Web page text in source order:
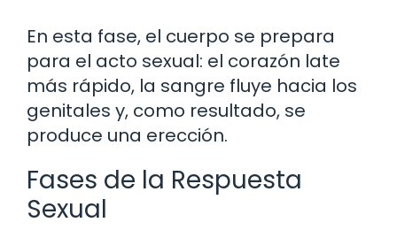
En esta fase, el cuerpo se prepara
para el acto sexual: el corazón late
más rápido, la sangre fluye hacia los
genitales y, como resultado, se
produce una erección.
Fases de la Respuesta
Sexual